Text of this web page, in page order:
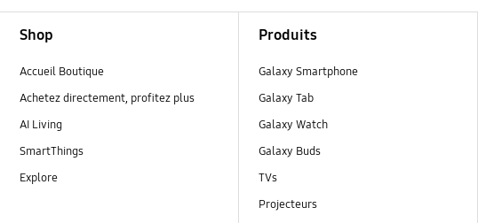
Shop
Accueil Boutique
Achetez directement, profitez plus
AI Living
SmartThings
Explore
Produits
Galaxy Smartphone
Galaxy Tab
Galaxy Watch
Galaxy Buds
TVs
Projecteurs